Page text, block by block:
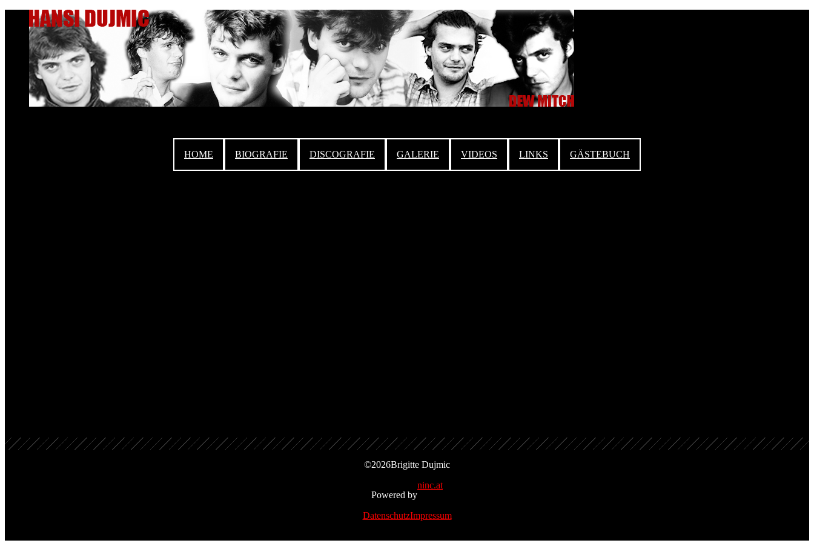
HOME BIOGRAFIE DISCOGRAFIE GALERIE VIDEOS LINKS GÄSTEBUCH
©2026Brigitte Dujmic
Powered by
ninc.at
DatenschutzImpressum